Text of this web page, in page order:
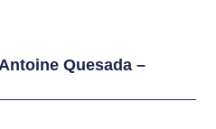
Quesada –